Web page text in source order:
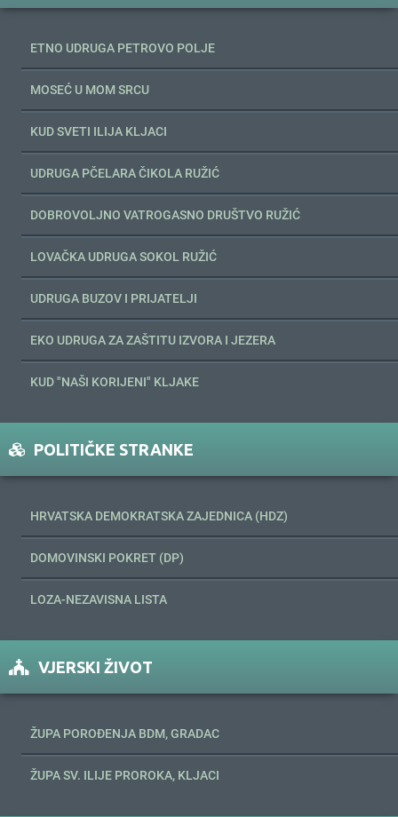
ETNO UDRUGA PETROVO POLJE
MOSEĆ U MOM SRCU
KUD SVETI ILIJA KLJACI
UDRUGA PČELARA ČIKOLA RUŽIĆ
DOBROVOLJNO VATROGASNO DRUŠTVO RUŽIĆ
LOVAČKA UDRUGA SOKOL RUŽIĆ
UDRUGA BUZOV I PRIJATELJI
EKO UDRUGA ZA ZAŠTITU IZVORA I JEZERA
KUD "NAŠI KORIJENI" KLJAKE
POLITIČKE STRANKE
HRVATSKA DEMOKRATSKA ZAJEDNICA (HDZ)
DOMOVINSKI POKRET (DP)
LOZA-NEZAVISNA LISTA
VJERSKI ŽIVOT
ŽUPA POROĐENJA BDM, GRADAC
ŽUPA SV. ILIJE PROROKA, KLJACI